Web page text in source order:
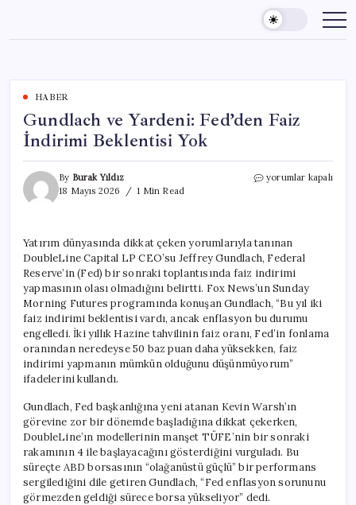
content
HABER
Gundlach ve Yardeni: Fed’den Faiz
İndirimi Beklentisi Yok
By Burak Yıldız
18 Mayıs 2026
1 Min Read
Gundlach
İndirimi
Beklentisi
Yok
için
yorumlar kapalı
Yatırım dünyasında dikkat çeken yorumlarıyla tanınan
DoubleLine Capital LP CEO’su Jeffrey Gundlach, Federal
Reserve’in (Fed) bir sonraki toplantısında faiz indirimi
yapmasının olası olmadığını belirtti. Fox News’un Sunday
Morning Futures programında konuşan Gundlach, “Bu yıl iki
faiz indirimi beklentisi vardı, ancak enflasyon bu durumu
engelledi. İki yıllık Hazine tahvilinin faiz oranı, Fed’in fonlama
oranından neredeyse 50 baz puan daha yüksekken, faiz
indirimi yapmanın mümkün olduğunu düşünmüyorum”
ifadelerini kullandı.
Gundlach, Fed başkanlığına yeni atanan Kevin Warsh’ın
görevine zor bir dönemde başladığına dikkat çekerken,
DoubleLine’ın modellerinin manşet TÜFE’nin bir sonraki
rakamının 4 ile başlayacağını gösterdiğini vurguladı. Bu
süreçte ABD borsasının “olağanüstü güçlü” bir performans
sergilediğini dile getiren Gundlach, “Fed enflasyon sorununu
görmezden geldiği sürece borsa yükseliyor” dedi.